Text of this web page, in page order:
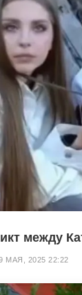
между
МАЯ, 2025 22:22